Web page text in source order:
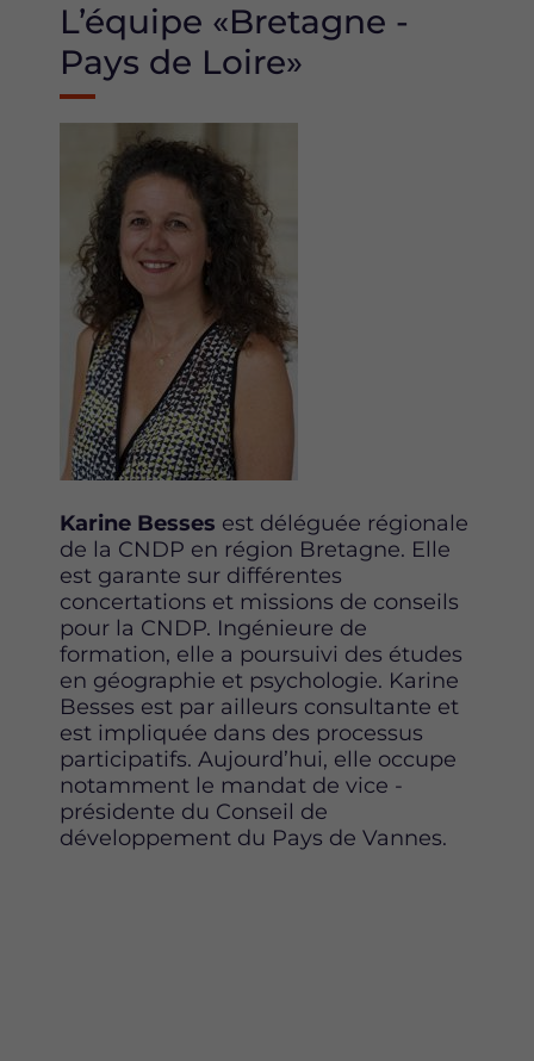
L’équipe «Bretagne -
Pays de Loire»
Karine Besses est déléguée régionale
de la CNDP en région Bretagne. Elle
est garante sur différentes
concertations et missions de conseils
pour la CNDP. Ingénieure de
formation, elle a poursuivi des études
en géographie et psychologie. Karine
Besses est par ailleurs consultante et
est impliquée dans des processus
participatifs. Aujourd’hui, elle occupe
notamment le mandat de vice -
présidente du Conseil de
développement du Pays de Vannes.